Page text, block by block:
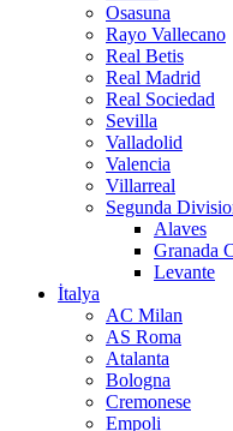
Osasuna
Rayo Vallecano
Real Betis
Real Madrid
Real Sociedad
Sevilla
Valladolid
Valencia
Villarreal
Segunda
Alaves
Granada
Levante
İtalya
AC Milan
AS Roma
Atalanta
Bologna
Cremonese
Empoli